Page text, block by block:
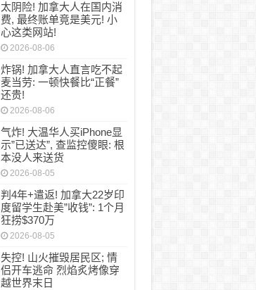
太阴险! 加拿大人在国内消
费, 最终账单竟是美元! 小
心这类网站!
2026-08-06
炸锅! 加拿大人直言吃不起
麦当劳: 一顿快餐比“正餐”
还贵!
2026-08-06
气炸! 大温华人买iPhone显
示”已送达”, 查监控傻眼: 根
本没人来送货
2026-08-05
判4年+遣返! 加拿大22岁印
度留学生赴美”收钱”: 1个月
狂捞$370万
2026-08-05
失控! 山火摧毁居民区; 情
侣开车逃命 烈焰炙烤像穿
越世界末日